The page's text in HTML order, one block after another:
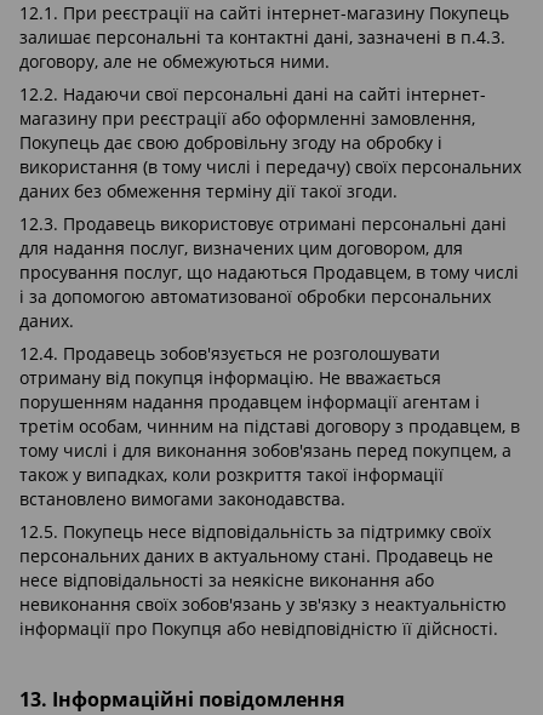
12.1. При реєстрації на сайті інтернет-магазину Покупець
залишає персональні та контактні дані, зазначені в п.4.3.
договору, але не обмежуються ними.
12.2. Надаючи свої персональні дані на сайті інтернет-
магазину при реєстрації або оформленні замовлення,
Покупець дає свою добровільну згоду на обробку і
використання (в тому числі і передачу) своїх персональних
даних без обмеження терміну дії такої згоди.
12.3. Продавець використовує отримані персональні дані
для надання послуг, визначених цим договором, для
просування послуг, що надаються Продавцем, в тому числі
і за допомогою автоматизованої обробки персональних
даних.
12.4. Продавець зобов'язується не розголошувати
отриману від покупця інформацію. Не вважається
порушенням надання продавцем інформації агентам і
третім особам, чинним на підставі договору з продавцем, в
тому числі і для виконання зобов'язань перед покупцем, а
також у випадках, коли розкриття такої інформації
встановлено вимогами законодавства.
12.5. Покупець несе відповідальність за підтримку своїх
персональних даних в актуальному стані. Продавець не
несе відповідальності за неякісне виконання або
невиконання своїх зобов'язань у зв'язку з неактуальністю
інформації про Покупця або невідповідністю її дійсності.
13. Інформаційні повідомлення